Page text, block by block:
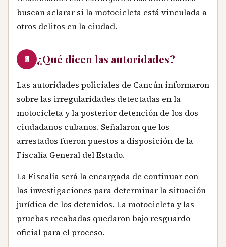
buscan aclarar si la motocicleta está vinculada a
otros delitos en la ciudad.
📄 ¿Qué dicen las autoridades?
Las autoridades policiales de Cancún informaron
sobre las irregularidades detectadas en la
motocicleta y la posterior detención de los dos
ciudadanos cubanos. Señalaron que los
arrestados fueron puestos a disposición de la
Fiscalía General del Estado.
La Fiscalía será la encargada de continuar con
las investigaciones para determinar la situación
jurídica de los detenidos. La motocicleta y las
pruebas recabadas quedaron bajo resguardo
oficial para el proceso.